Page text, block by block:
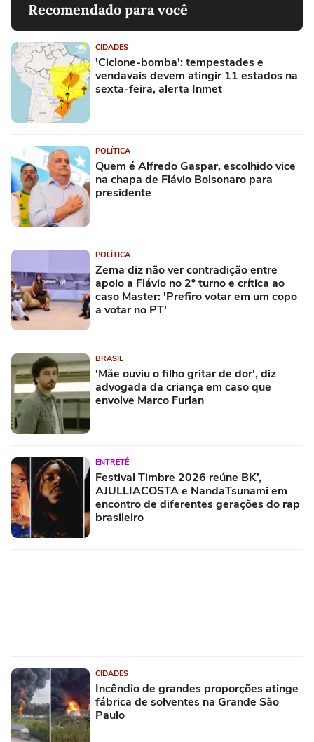
Recomendado para você
CIDADES
'Ciclone-bomba': tempestades e
vendavais devem atingir 11 estados na
sexta-feira, alerta Inmet
POLÍTICA
Quem é Alfredo Gaspar, escolhido vice
na chapa de Flávio Bolsonaro para
presidente
POLÍTICA
Zema diz não ver contradição entre
apoio a Flávio no 2º turno e crítica ao
caso Master: 'Prefiro votar em um copo
a votar no PT'
BRASIL
'Mãe ouviu o filho gritar de dor', diz
advogada da criança em caso que
envolve Marco Furlan
ENTRETÊ
Festival Timbre 2026 reúne BK’,
AJULLIACOSTA e NandaTsunami em
encontro de diferentes gerações do rap
brasileiro
CIDADES
Incêndio de grandes proporções atinge
fábrica de solventes na Grande São
Paulo